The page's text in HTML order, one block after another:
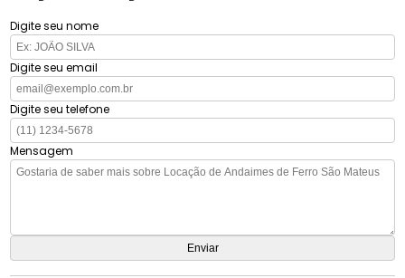
Digite seu nome
Digite seu email
Digite seu telefone
Mensagem